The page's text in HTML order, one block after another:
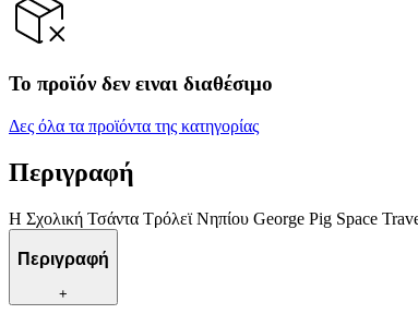
Το προϊόν δεν ειναι διαθέσιμο
Δες όλα τα προϊόντα της κατηγορίας
Περιγραφή
Η Σχολική Τσάντα Τρόλεϊ Νηπίου George Pig Space
Περιγραφή
+